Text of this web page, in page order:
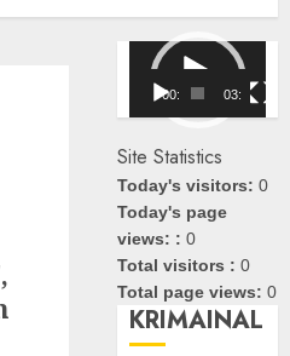
Pemutar
Video
00:00 03:08
Site Statistics
Today's visitors:0
Today's page
views: :0
Total visitors :0
Total page views:0
KRIMAINAL